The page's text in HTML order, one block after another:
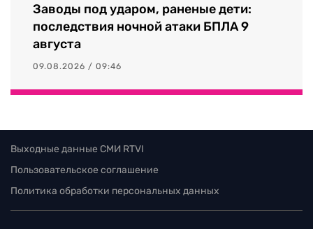
Заводы под ударом, раненые дети:
последствия ночной атаки БПЛА 9
августа
09.08.2026 / 09:46
Выходные данные СМИ RTVI
Пользовательское соглашение
Политика обработки персональных данных